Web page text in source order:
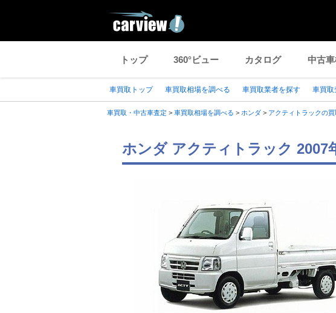
トップ 360°ビュー カタログ 中古
車買取トップ 車買取相場を調べる 車買取業者を探す 車買取
車買取・中古車査定 > 車買取相場を調べる > ホンダ > アクティトラックの
ホンダ アクティトラック 2007